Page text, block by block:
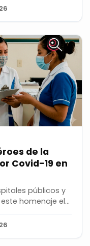
de la
Covid-19 en
públicos y
homenaje el...